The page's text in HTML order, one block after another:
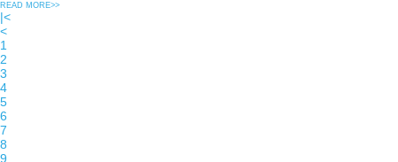
READ MORE>>
|<
<
1
2
3
4
5
6
7
8
9